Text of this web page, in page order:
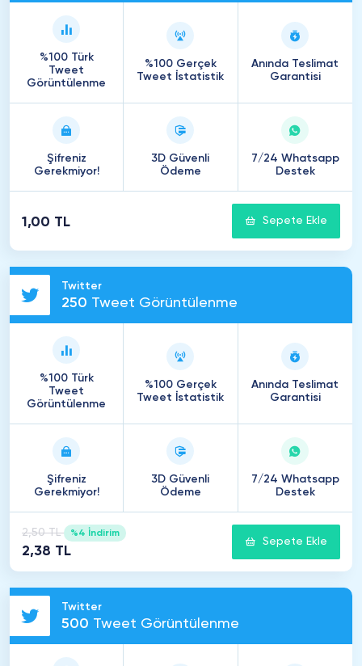
%100 Türk
Tweet
Görüntülenme
%100 Gerçek
Tweet İstatistik
Anında Teslimat
Garantisi
Şifreniz
Gerekmiyor!
3D Güvenli
Ödeme
7/24 Whatsapp
Destek
1,00 TL Sepete Ekle
Twitter
250 Tweet Görüntülenme
%100 Türk
Tweet
Görüntülenme
%100 Gerçek
Tweet İstatistik
Anında Teslimat
Garantisi
Şifreniz
Gerekmiyor!
3D Güvenli
Ödeme
7/24 Whatsapp
Destek
2,50 TL %4 İndirim
2,38 TL
Sepete Ekle
Twitter
500 Tweet Görüntülenme